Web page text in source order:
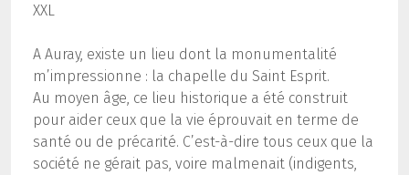
XXL
A Auray, existe un lieu dont la monumentalité
m’impressionne : la chapelle du Saint Esprit.
Au moyen âge, ce lieu historique a été construit
pour aider ceux que la vie éprouvait en terme de
santé ou de précarité. C’est-à-dire tous ceux que la
société ne gérait pas, voire malmenait (indigents,